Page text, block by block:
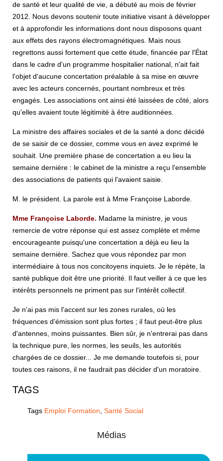
de santé et leur qualité de vie, a débuté au mois de février
2012. Nous devons soutenir toute initiative visant à développer
et à approfondir les informations dont nous disposons quant
aux effets des rayons électromagnétiques. Mais nous
regrettons aussi fortement que cette étude, financée par l'État
dans le cadre d'un programme hospitalier national, n'ait fait
l'objet d'aucune concertation préalable à sa mise en œuvre
avec les acteurs concernés, pourtant nombreux et très
engagés. Les associations ont ainsi été laissées de côté, alors
qu'elles avaient toute légitimité à être auditionnées.
La ministre des affaires sociales et de la santé a donc décidé
de se saisir de ce dossier, comme vous en avez exprimé le
souhait. Une première phase de concertation a eu lieu la
semaine dernière : le cabinet de la ministre a reçu l'ensemble
des associations de patients qui l'avaient saisie.
M. le président. La parole est à Mme Françoise Laborde.
Mme Françoise Laborde. Madame la ministre, je vous
remercie de votre réponse qui est assez complète et même
encourageante puisqu'une concertation a déjà eu lieu la
semaine dernière. Sachez que vous répondez par mon
intermédiaire à tous nos concitoyens inquiets. Je le répète, la
santé publique doit être une priorité. Il faut veiller à ce que les
intérêts personnels ne priment pas sur l'intérêt collectif.
Je n'ai pas mis l'accent sur les zones rurales, où les
fréquences d'émission sont plus fortes ; il faut peut-être plus
d'antennes, moins puissantes. Bien sûr, je n'entrerai pas dans
la technique pure, les normes, les seuils, les autorités
chargées de ce dossier... Je me demande toutefois si, pour
toutes ces raisons, il ne faudrait pas décider d'un moratoire.
TAGS
Tags Emploi Formation, Santé Social
Médias